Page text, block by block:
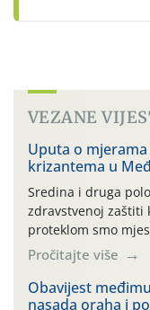
VEZANE
Uputa o
krizantema u
Sredina i druga
zdravstvenoj zaštiti
proteklom smo
preventivnim
uzročnika bolesti,
06.7.)! Na početku
povijesno i
Pročitajte više
Obavijest
nasada oraha i